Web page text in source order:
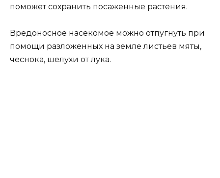
поможет сохранить посаженные растения.
Вредоносное насекомое можно отпугнуть при
помощи разложенных на земле листьев мяты,
чеснока, шелухи от лука.